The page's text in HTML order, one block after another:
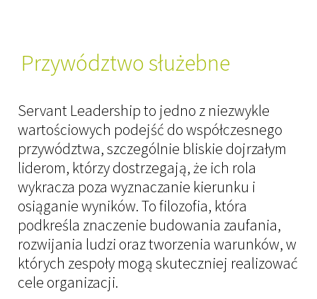
Usługi
Managerial Recruitment
Interim Management
Ocena kompetencji kandydatów –
Market mapping
Insights
Raporty
Przywództwo służebne
Servant Leadership to jedno z niezwykle
wartościowych podejść do współczesnego
przywództwa, szczególnie bliskie dojrzałym
liderom, którzy dostrzegają, że ich rola
wykracza poza wyznaczanie kierunku i
osiąganie wyników. To filozofia, która
podkreśla znaczenie budowania zaufania,
rozwijania ludzi oraz tworzenia warunków, w
których zespoły mogą skuteczniej realizować
cele organizacji.